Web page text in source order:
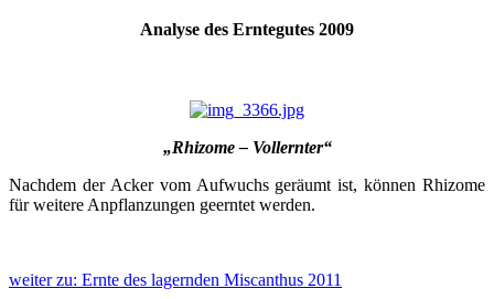
Analyse des Erntegutes 2009
„Rhizome – Vollernter“
Nachdem der Acker vom Aufwuchs geräumt ist, können Rhizome
für weitere Anpflanzungen geerntet werden.
weiter zu: Ernte des lagernden Miscanthus 2011